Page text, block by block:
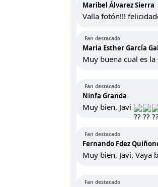
Maribel Álvarez Sierra
Valla fotón!!!
Fan destacado
Maria Esther García
Muy buena cual es
Fan destacado
Ninfa Granda
Muy bien, Javi
Fan destacado
Fernando Fdez
Muy bien, Javi. Vaya
Fan destacado